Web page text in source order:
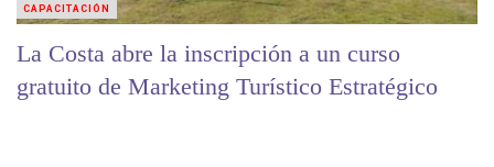
La Costa abre la inscripción a un curso
gratuito de Marketing Turístico Estratégico
CAPACITACIÓN